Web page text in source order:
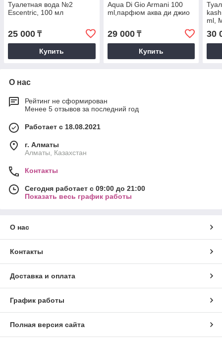
Туалетная вода №2
Escentric, 100 мл
25 000 ₸
Купить
Aqua Di Gio Armani 100
ml,парфюм аква ди джио
29 000₸
Купить
ml,
30
О нас
Рейтинг не сформирован
Менее 5 отзывов за последний год
Работает с 18.08.2021
г. Алматы
Алматы, Казахстан
Контакты
Сегодня работает с 09:00 до 21:00
Показать весь график работы
О нас
Контакты
Доставка и оплата
График работы
Полная версия сайта